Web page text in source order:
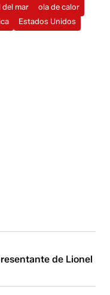
del mar
ola de calor
Estados Unidos
de Lionel